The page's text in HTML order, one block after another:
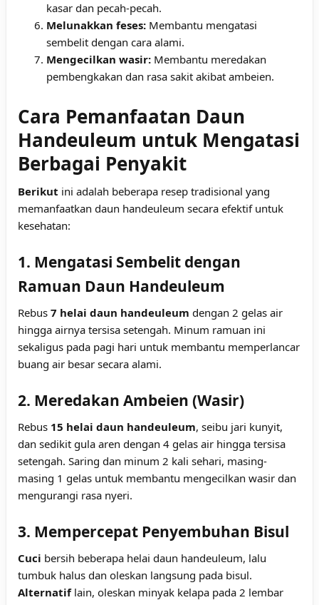
kasar dan pecah-pecah.
Melunakkan feses: Membantu mengatasi
sembelit dengan cara alami.
Mengecilkan wasir: Membantu meredakan
pembengkakan dan rasa sakit akibat ambeien.
Cara Pemanfaatan Daun
Handeuleum untuk Mengatasi
Berbagai Penyakit
Berikut ini adalah beberapa resep tradisional yang
memanfaatkan daun handeuleum secara efektif untuk
kesehatan:
1. Mengatasi Sembelit dengan
Ramuan Daun Handeuleum
Rebus 7 helai daun handeuleum dengan 2 gelas air
hingga airnya tersisa setengah. Minum ramuan ini
sekaligus pada pagi hari untuk membantu memperlancar
buang air besar secara alami.
2. Meredakan Ambeien (Wasir)
Rebus 15 helai daun handeuleum, seibu jari kunyit,
dan sedikit gula aren dengan 4 gelas air hingga tersisa
setengah. Saring dan minum 2 kali sehari, masing-
masing 1 gelas untuk membantu mengecilkan wasir dan
mengurangi rasa nyeri.
3. Mempercepat Penyembuhan Bisul
Cuci bersih beberapa helai daun handeuleum, lalu
tumbuk halus dan oleskan langsung pada bisul.
Alternatiflain, oleskan minyak kelapa pada 2 lembar